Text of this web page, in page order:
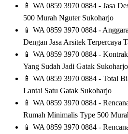
📱 WA 0859 3970 0884 - Jasa
500 Murah Nguter Sukoharjo
📱 WA 0859 3970 0884 -
Dengan Jasa Arsitek Terpercaya
📱 WA 0859 3970 0884 -
Yang Sudah Jadi Gatak Sukoharjo
📱 WA 0859 3970 0884 - Total
Lantai Satu Gatak Sukoharjo
📱 WA 0859 3970 0884 -
Rumah Minimalis Type 500
📱 WA 0859 3970 0884 -